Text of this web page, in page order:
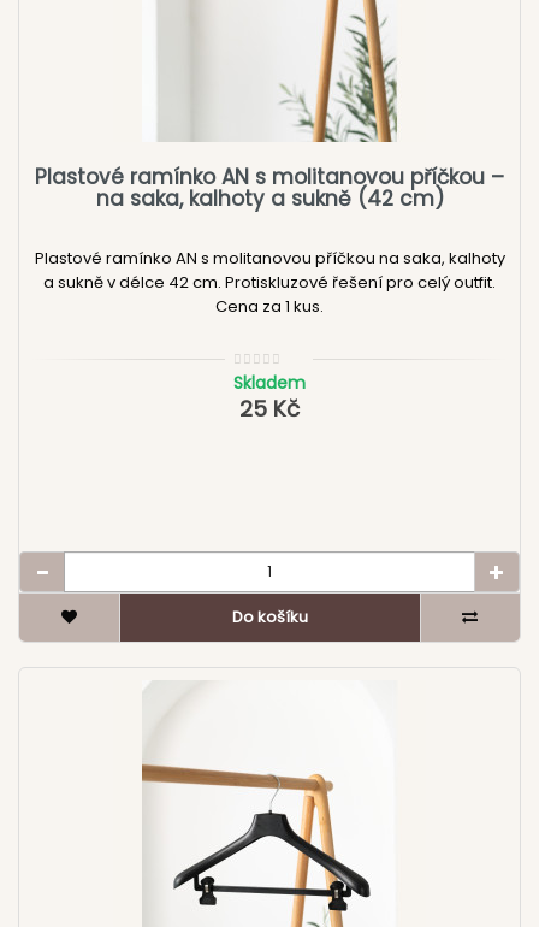
Plastové ramínko AN s molitanovou příčkou –
na saka, kalhoty a sukně (42 cm)
Plastové ramínko AN s molitanovou příčkou na saka, kalhoty
a sukně v délce 42 cm. Protiskluzové řešení pro celý outfit.
Cena za 1 kus.
Skladem
25 Kč
Do košíku